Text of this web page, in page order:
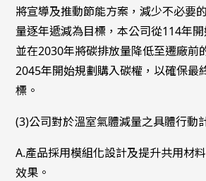
將宣導及推動節能方案，減少不必要
量逐年遞減為目標，本公司從114年開
並在2030年將碳排放量降低至遷廠前
2045年開始規劃購入碳權，以確保最
標。
(3)公司對於溫室氣體減量之具體行動
A.產品採用模組化設計及提升共用材
效果。